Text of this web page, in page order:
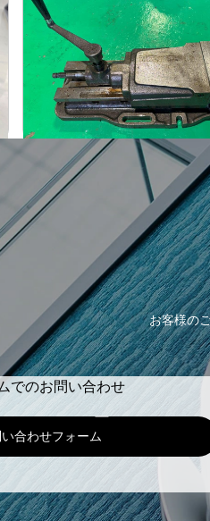
メーカー 武田
形 式TK-200HVS-U
式-
お客様の
でのお問い合わせ
合わせフォーム